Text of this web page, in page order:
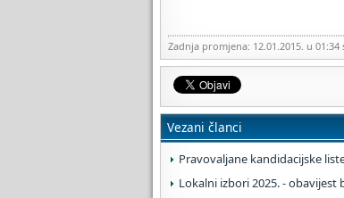
Zadnja promjena: 12.01.2015. u 01:34
Vezani članci
Pravovaljane kandidacijske
Lokalni izbori 2025. -